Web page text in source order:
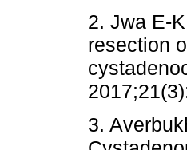
2. Jwa E-
resection
3.